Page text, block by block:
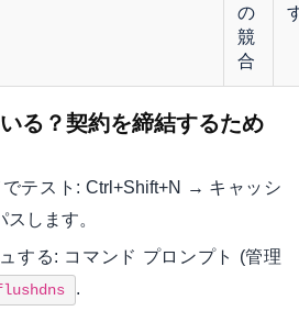
の
競
合
る？契約を締結するため
テスト: Ctrl+Shift+N → キャッシ
します。
する: コマンド プロンプト (管理
.